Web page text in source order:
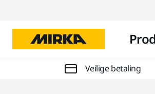
Veilige betaling